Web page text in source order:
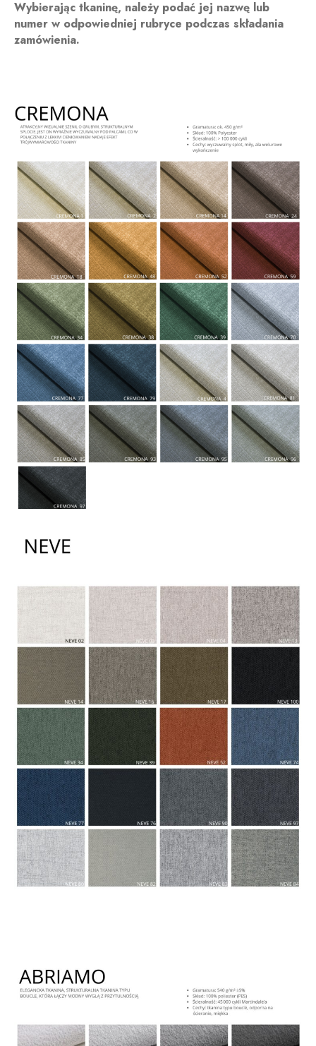
Wybierając tkaninę, należy podać jej nazwę lub
numer w odpowiedniej rubryce podczas składania
zamówienia.